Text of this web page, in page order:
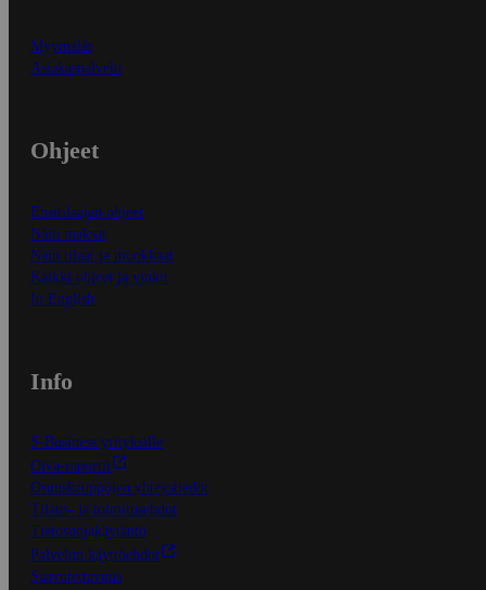
Myymälät
Asiakaspalvelu
Ohjeet
Ensitilaajan ohjeet
Näin maksat
Näin tilaat ja muokkaat
Kaikki ohjeet ja vinkit
In English
Info
S-Business yrityksille
Oiva-raportit
Osuuskauppojen yhteystiedot
Tilaus- ja toimitusehdot
Tietosuojakäytäntö
Palvelun käyttöehdot
Saavutettavuus